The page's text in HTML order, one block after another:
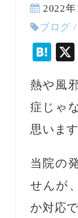
2022年
ブログ /
熱や風
症じゃ
思います
当院の
せんが
か対応